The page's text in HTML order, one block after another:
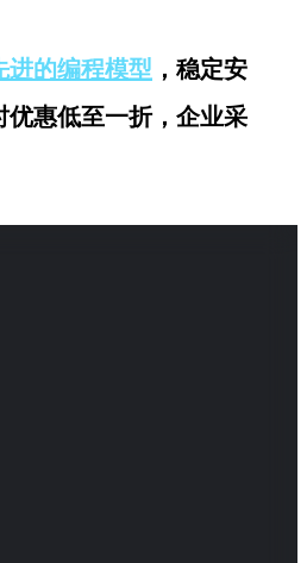
进的编程模型 ，稳定安
优惠低至一折，企业采